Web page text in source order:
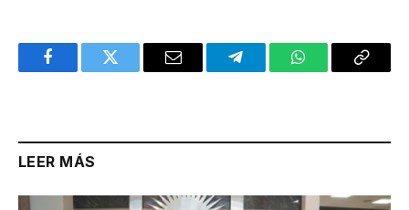
FacebookTwitter Email TelegramWhatsAppCopy
LEER MÁS